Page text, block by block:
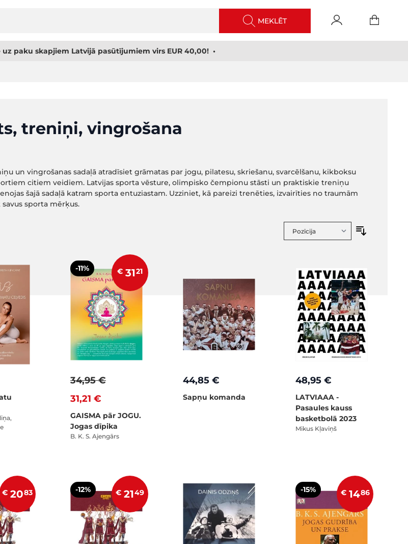
MEKLĒT
paku skapjiem Latvijā pasūtījumiem virs EUR 40,00! •
treniņi, vingrošana
un vingrošanas sadaļā atradīsiet grāmatas par jogu, pilatesu, skriešanu, svarcēlšanu, kikboksu
citiem veidiem. Latvijas sporta vēsture, olimpisko čempionu stāsti un praktiskie treniņu
šajā sadaļā katram sporta entuziastam. Uzziniet, kā pareizi trenēties, izvairīties no traumām
sporta mērķus.
-11% € 3121
31,21 €
34,95 €
GAISMA pār JOGU.
Jogas dīpika
B. K. S. Ajengārs
44,85 €
Sapņu komanda
48,95 €
LATVIAAA -
Pasaules kauss
basketbolā 2023
Mikus Kļaviņš
€ 2083 -12% € 2149 -15% € 1486